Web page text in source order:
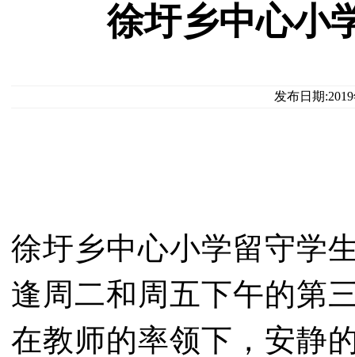
徐圩乡中心
发布日期
徐圩乡中心小学留守学
逢周二和周五下午的第
在教师的率领下，安静